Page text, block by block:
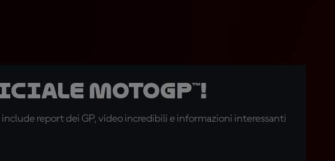
MotoGP™!
report dei GP, video incredibili e informazioni interessanti